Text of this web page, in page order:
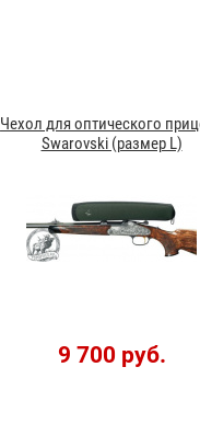
Чехол для оптического
Swarovski (размер L)
9 700 руб.